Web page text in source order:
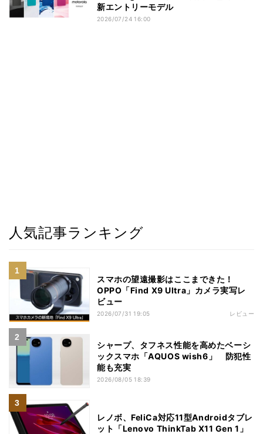
新エントリーモデル
2026/07/24 16:00
人気記事ランキング
スマホの望遠撮影はここまできた！
OPPO「Find X9 Ultra」カメラ実写レ
ビュー
2026/07/31 19:05 レビュー
シャープ、タフネス性能を高めたベーシ
ックスマホ「AQUOS wish6」 防犯性
能も充実
2026/08/05 18:39
レノボ、FeliCa対応11型Androidタブレ
ット「Lenovo ThinkTab X11 Gen 1」